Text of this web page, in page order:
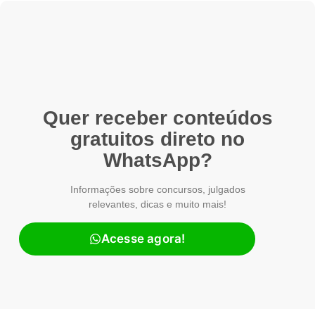
Quer receber conteúdos
gratuitos direto no
WhatsApp?
Informações sobre concursos, julgados
relevantes, dicas e muito mais!
Acesse agora!